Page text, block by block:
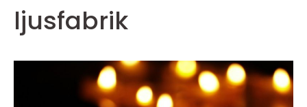
ljusfabrik